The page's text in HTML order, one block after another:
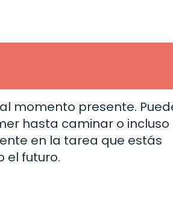
momento presente.
hasta caminar o
en la tarea que estás
el futuro.